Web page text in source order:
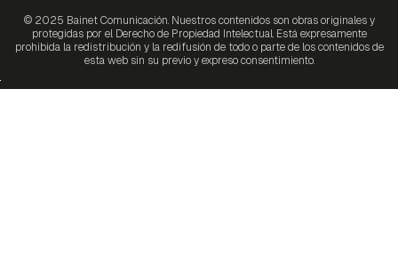
© 2025 Bainet Comunicación. Nuestros contenidos son obras originales y
protegidas por el Derecho de Propiedad Intelectual. Está expresamente
prohibida la redistribución y la redifusión de todo o parte de los contenidos de
esta web sin su previo y expreso consentimiento.